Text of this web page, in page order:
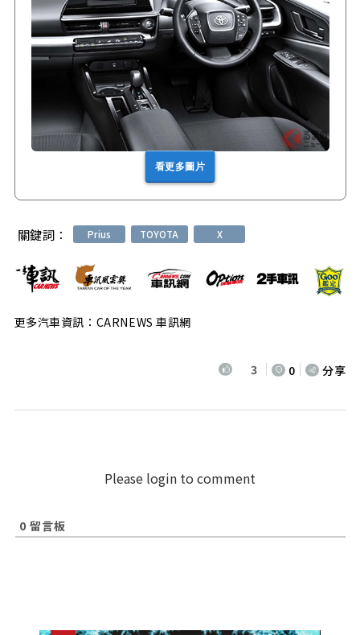
看更多圖片
關鍵詞： Prius TOYOTA X
更多汽車資訊：CARNEWS 車訊網
3 0 分享
Please login to comment
0 留言板